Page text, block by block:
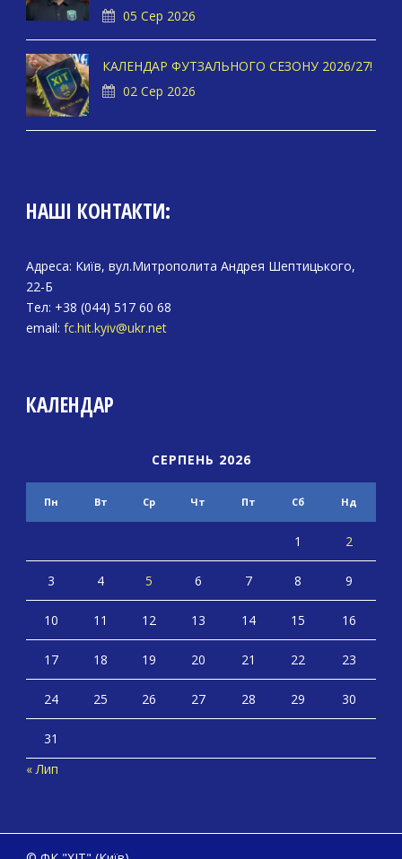
05 Сер 2026
КАЛЕНДАР ФУТЗАЛЬНОГО СЕЗОНУ 2026/27!
02 Сер 2026
НАШІ КОНТАКТИ:
Адреса: Київ, вул.Митрополита Андрея Шептицького,
22-Б
Тел: +38 (044) 517 60 68
email: fc.hit.kyiv@ukr.net
КАЛЕНДАР
СЕРПЕНЬ 2026
Пн Вт Ср Чт Пт Сб Нд
1 2
3 4 5 6 7 8 9
10 11 12 13 14 15 16
17 18 19 20 21 22 23
24 25 26 27 28 29 30
31
« Лип